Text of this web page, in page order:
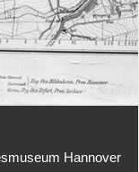
Hannover